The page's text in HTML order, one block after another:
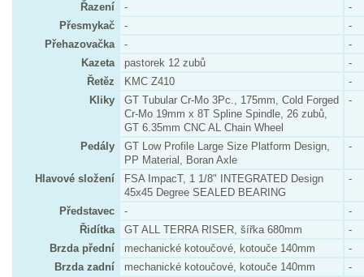
Řazení
-
-
Přesmykač
-
-
Přehazovačka
-
-
Kazeta
pastorek 12 zubů
-
Řetěz
KMC Z410
-
Kliky
GT Tubular Cr-Mo 3Pc., 175mm, Cold Forged
Cr-Mo 19mm x 8T Spline Spindle, 26 zubů,
GT 6.35mm CNC AL Chain Wheel
-
Pedály
GT Low Profile Large Size Platform Design,
PP Material, Boran Axle
-
Hlavové složení
FSA ImpacT, 1 1/8" INTEGRATED Design
45x45 Degree SEALED BEARING
-
Představec -
-
Řidítka
GT ALL TERRA RISER, šířka 680mm
-
Brzda přední
mechanické kotoučové, kotouče 140mm
-
Brzda zadní
mechanické kotoučové, kotouče 140mm
-